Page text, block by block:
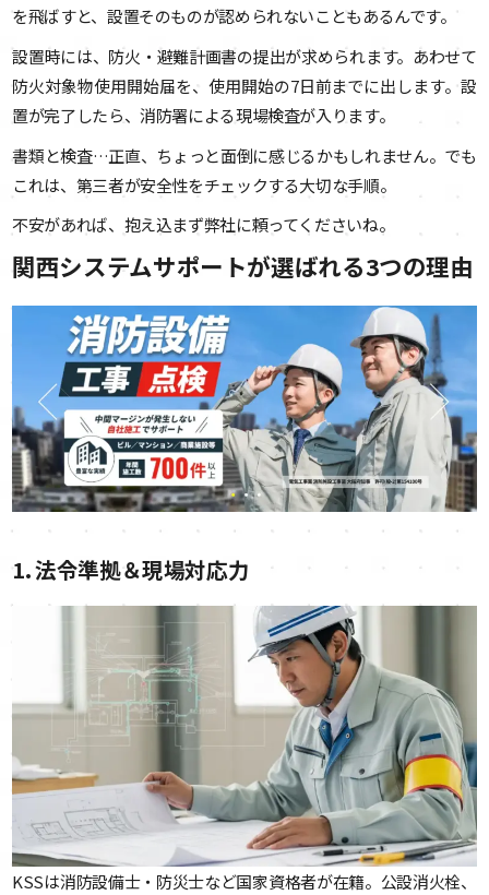
を飛ばすと、設置そのものが認められないこともあるんです。
設置時には、防火・避難計画書の提出が求められます。あわせて
防火対象物使用開始届を、使用開始の7日前までに出します。設
置が完了したら、消防署による現場検査が入ります。
書類と検査…正直、ちょっと面倒に感じるかもしれません。でも
これは、第三者が安全性をチェックする大切な手順。
不安があれば、抱え込まず弊社に頼ってくださいね。
関西システムサポートが選ばれる3つの理由
1. 法令準拠＆現場対応力
KSSは消防設備士・防災士など国家資格者が在籍。公設消火栓、